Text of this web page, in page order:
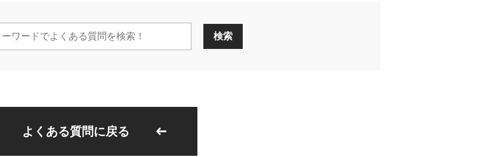
よくある質問に戻る